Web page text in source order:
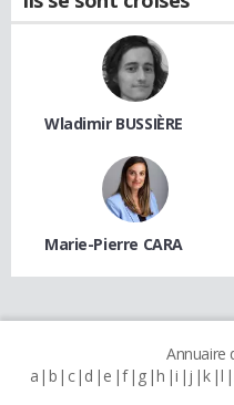
Wladimir BUSSIÈRE
Marie-Pierre CARA
Annuaire
a b c d e f g h i j k l